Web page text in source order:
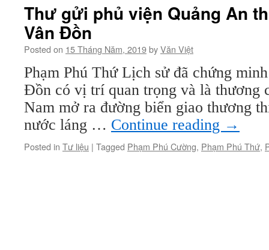
Thư gửi phủ viện Quảng An
Vân Đồn
Posted on 15 Tháng Năm, 2019byVăn Việt
Phạm Phú Thứ Lịch sử đã chứng
Đồn có vị trí quan trọng và là thương
Nam mở ra đường biển giao thương
nước láng … Continue reading →
Posted in Tư liệu | Tagged Phạm Phú Cường, Phạm Phú Thứ,